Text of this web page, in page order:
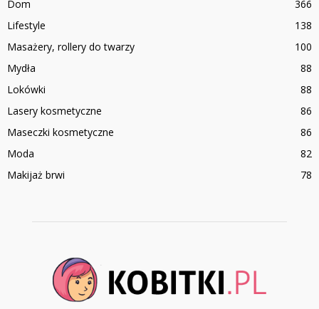
Dom
366
Lifestyle
138
Masażery, rollery do twarzy
100
Mydła
88
Lokówki
88
Lasery kosmetyczne
86
Maseczki kosmetyczne
86
Moda
82
Makijaż brwi
78